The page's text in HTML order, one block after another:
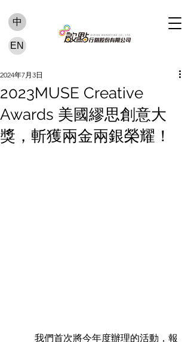
中
EN
2023MUSE Creative
Awards 美國繆思創意大
獎，斬獲兩金兩銀榮耀！
2024年7月3日
我們首次將今年度辦理的活動，報